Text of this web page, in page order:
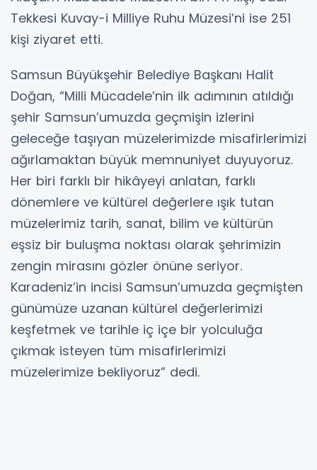
Tekkesi Kuvay-i Milliye Ruhu Müzesi’ni ise 251
kişi ziyaret etti.
Samsun Büyükşehir Belediye Başkanı Halit
Doğan, “Milli Mücadele’nin ilk adımının atıldığı
şehir Samsun’umuzda geçmişin izlerini
geleceğe taşıyan müzelerimizde misafirlerimizi
ağırlamaktan büyük memnuniyet duyuyoruz.
Her biri farklı bir hikâyeyi anlatan, farklı
dönemlere ve kültürel değerlere ışık tutan
müzelerimiz tarih, sanat, bilim ve kültürün
eşsiz bir buluşma noktası olarak şehrimizin
zengin mirasını gözler önüne seriyor.
Karadeniz’in incisi Samsun’umuzda geçmişten
günümüze uzanan kültürel değerlerimizi
keşfetmek ve tarihle iç içe bir yolculuğa
çıkmak isteyen tüm misafirlerimizi
müzelerimize bekliyoruz” dedi.